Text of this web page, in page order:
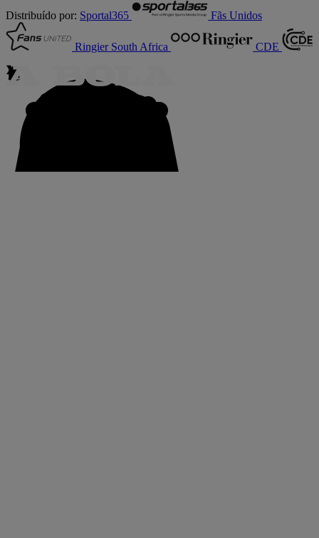
Distribuído por: Sportal365 Fãs Unidos
Ringier South Africa CDE